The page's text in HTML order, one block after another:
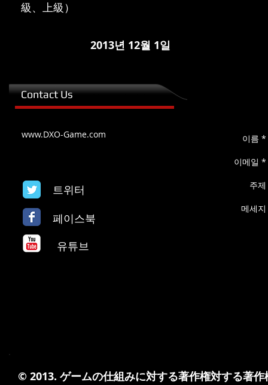
級、上級）
2013년 12월 1일
www.DXO-Game.com
트위터
페이스북
유튜브
Contact Us
이름 *
이메일 *
주제
메세지
© 2013. ゲームの仕組みに対する著作権対する著